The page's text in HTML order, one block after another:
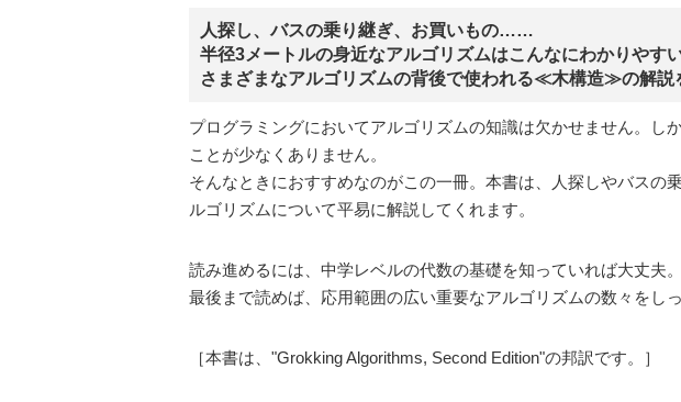
人探し、バスの乗り継ぎ、お買いもの……
半径3メートルの身近なアルゴリズムはこんなにわかりやす
さまざまなアルゴリズムの背後で使われる≪木構造≫の解説
プログラミングにおいてアルゴリズムの知識は欠かせません。し
ことが少なくありません。
そんなときにおすすめなのがこの一冊。本書は、人探しやバス
ルゴリズムについて平易に解説してくれます。
読み進めるには、中学レベルの代数の基礎を知っていれば大丈夫
最後まで読めば、応用範囲の広い重要なアルゴリズムの数々をし
［本書は、"Grokking Algorithms, Second Edition"の邦訳です。］